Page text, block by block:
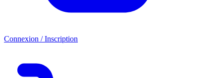
Connexion / Inscription